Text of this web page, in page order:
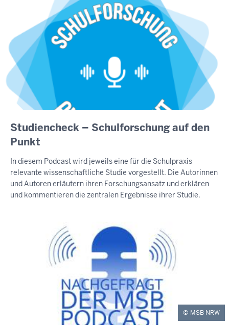
Studiencheck – Schulforschung auf den
Punkt
In diesem Podcast wird jeweils eine für die Schulpraxis
relevante wissenschaftliche Studie vorgestellt. Die Autorinnen
und Autoren erläutern ihren Forschungsansatz und erklären
und kommentieren die zentralen Ergebnisse ihrer Studie.
MSB NRW